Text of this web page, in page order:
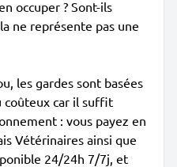
occuper ? Sont-ils
ne représente pas une
les gardes sont basées
coûteux car il suffit
: vous payez en
Vétérinaires ainsi que
24/24h 7/7j, et